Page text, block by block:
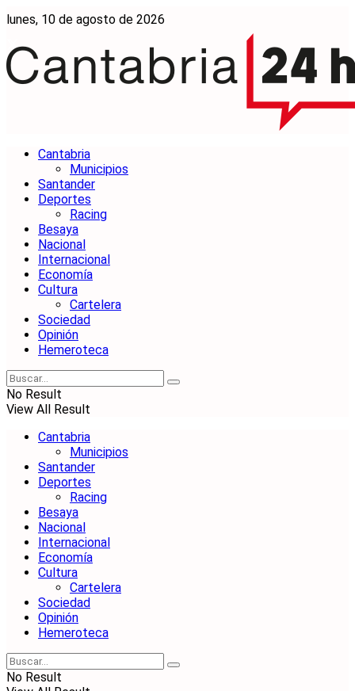
lunes, 10 de agosto de 2026
Cantabria
Municipios
Santander
Deportes
Racing
Besaya
Nacional
Internacional
Economía
Cultura
Cartelera
Sociedad
Opinión
Hemeroteca
No Result
View All Result
Cantabria
Municipios
Santander
Deportes
Racing
Besaya
Nacional
Internacional
Economía
Cultura
Cartelera
Sociedad
Opinión
Hemeroteca
No Result